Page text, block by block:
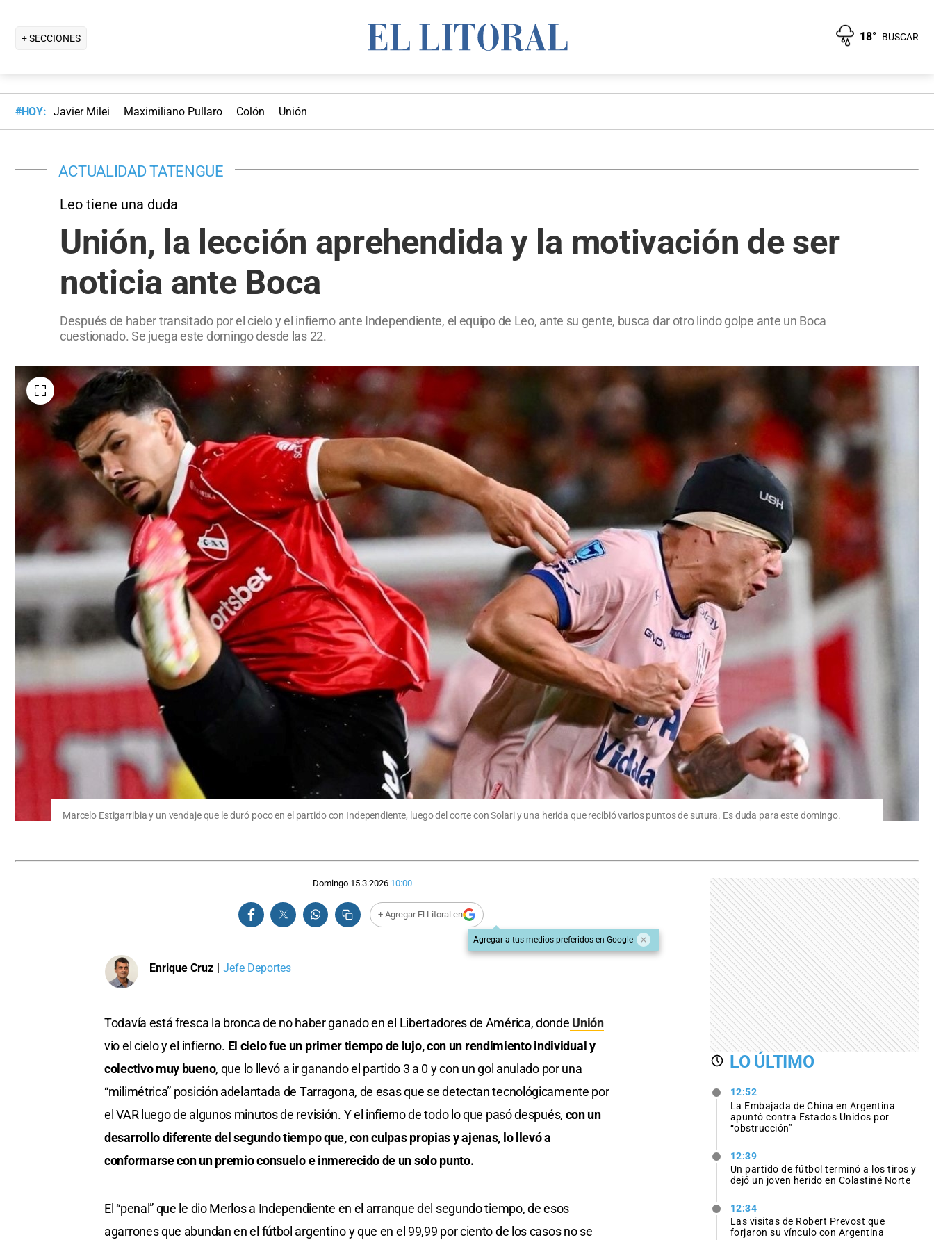
+ SECCIONES 18° BUSCAR
#HOY: Javier Milei Maximiliano Pullaro Colón Unión
ACTUALIDAD TATENGUE
Leo tiene una duda
Unión, la lección aprehendida y la motivación de ser
noticia ante Boca
Después de haber transitado por el cielo y el infierno ante Independiente, el equipo de Leo, ante su gente, busca dar otro lindo golpe ante un Boca
cuestionado. Se juega este domingo desde las 22.
Marcelo Estigarribia y un vendaje que le duró poco en el partido con Independiente, luego del corte con Solari y una herida que recibió varios puntos de sutura. Es duda para este domingo.
Domingo 15.3.2026 10:00
+ Agregar El Litoral en
Agregar a tus medios preferidos en Google
Enrique Cruz | Jefe Deportes
Todavía está fresca la bronca de no haber ganado en el Libertadores de América, donde Unión
vio el cielo y el infierno. El cielo fue un primer tiempo de lujo, con un rendimiento individual y
colectivo muy bueno, que lo llevó a ir ganando el partido 3 a 0 y con un gol anulado por una
“milimétrica” posición adelantada de Tarragona, de esas que se detectan tecnológicamente por
el VAR luego de algunos minutos de revisión. Y el infierno de todo lo que pasó después, con un
desarrollo diferente del segundo tiempo que, con culpas propias y ajenas, lo llevó a
conformarse con un premio consuelo e inmerecido de un solo punto.
El “penal” que le dio Merlos a Independiente en el arranque del segundo tiempo, de esos
agarrones que abundan en el fútbol argentino y que en el 99,99 por ciento de los casos no se
LO ÚLTIMO
12:52
La Embajada de China en Argentina
apuntó contra Estados Unidos por
“obstrucción”
12:39
Un partido de fútbol terminó a los tiros y
dejó un joven herido en Colastiné Norte
12:34
Las visitas de Robert Prevost que
forjaron su vínculo con Argentina